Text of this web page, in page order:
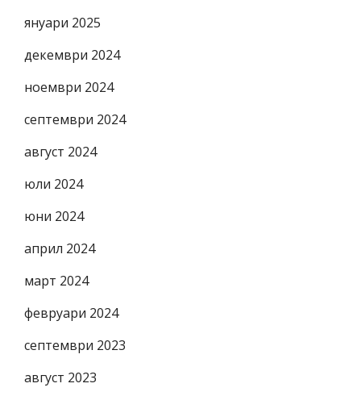
януари 2025
декември 2024
ноември 2024
септември 2024
август 2024
юли 2024
юни 2024
април 2024
март 2024
февруари 2024
септември 2023
август 2023